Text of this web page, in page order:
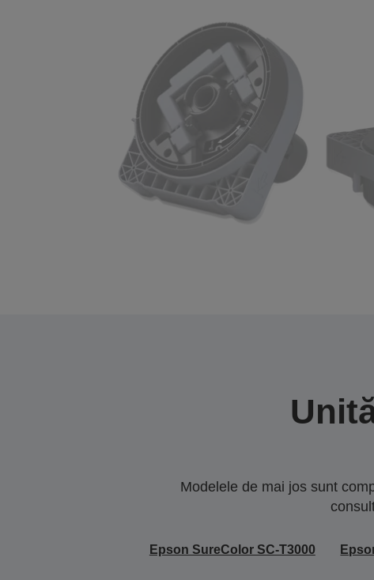
Modelele de mai jos sunt
Epson SureColor SC-T3000